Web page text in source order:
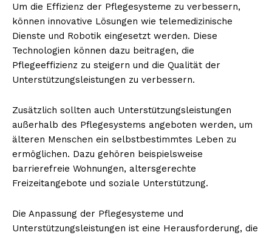
Um die Effizienz der Pflegesysteme zu verbessern,
können innovative Lösungen wie telemedizinische
Dienste und Robotik eingesetzt werden. Diese
Technologien können dazu beitragen, die
Pflegeeffizienz zu steigern und die Qualität der
Unterstützungsleistungen zu verbessern.
Zusätzlich sollten auch Unterstützungsleistungen
außerhalb des Pflegesystems angeboten werden, um
älteren Menschen ein selbstbestimmtes Leben zu
ermöglichen. Dazu gehören beispielsweise
barrierefreie Wohnungen, altersgerechte
Freizeitangebote und soziale Unterstützung.
Die Anpassung der Pflegesysteme und
Unterstützungsleistungen ist eine Herausforderung, die